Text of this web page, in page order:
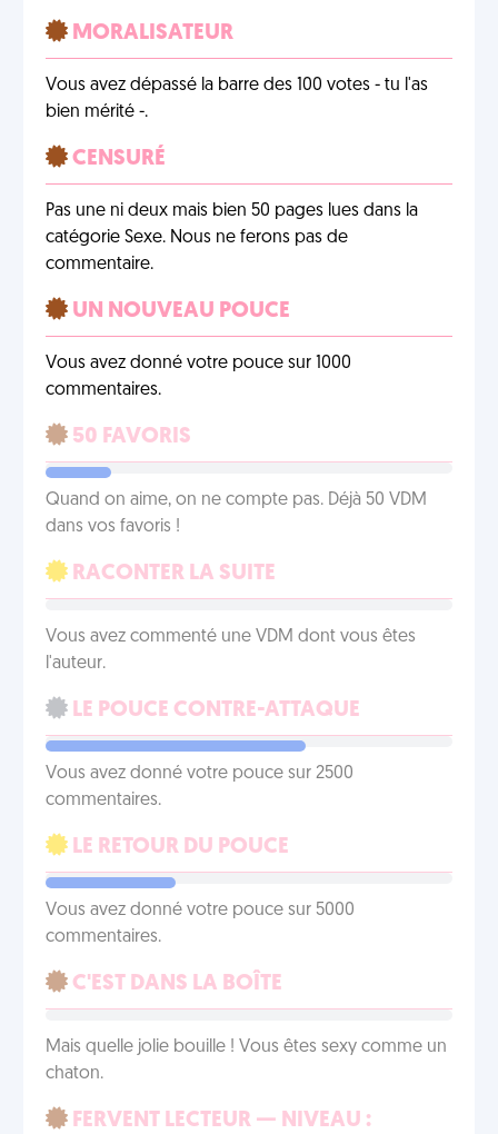
MORALISATEUR
Vous avez dépassé la barre des 100 votes - tu l'as
bien mérité -.
CENSURÉ
Pas une ni deux mais bien 50 pages lues dans la
catégorie Sexe. Nous ne ferons pas de
commentaire.
UN NOUVEAU POUCE
Vous avez donné votre pouce sur 1000
commentaires.
50 FAVORIS
Quand on aime, on ne compte pas. Déjà 50 VDM
dans vos favoris !
RACONTER LA SUITE
Vous avez commenté une VDM dont vous êtes
l'auteur.
LE POUCE CONTRE-ATTAQUE
Vous avez donné votre pouce sur 2500
commentaires.
LE RETOUR DU POUCE
Vous avez donné votre pouce sur 5000
commentaires.
C'EST DANS LA BOÎTE
Mais quelle jolie bouille ! Vous êtes sexy comme un
chaton.
FERVENT LECTEUR — NIVEAU :